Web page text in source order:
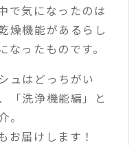
で気になったのは
燥機能があるらし
ったものです。
ュはどっちがい
「洗浄機能編」と
。
お届けします！